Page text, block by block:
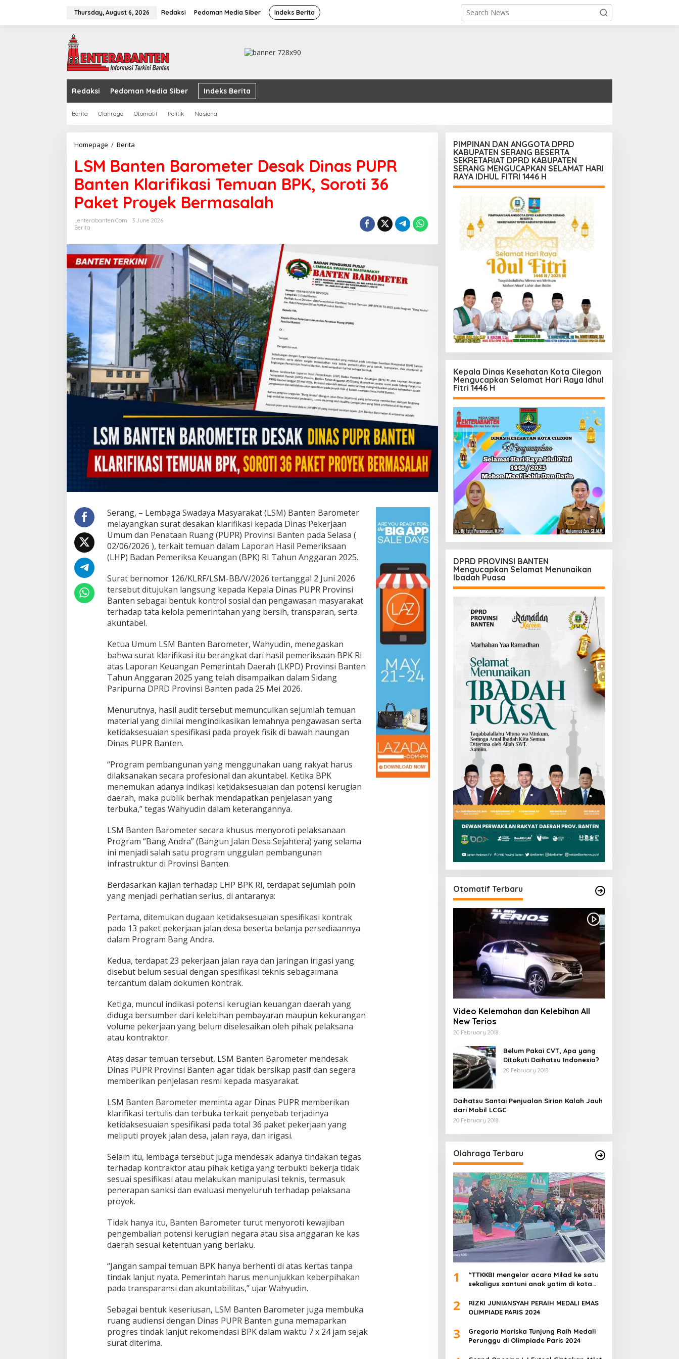
Thursday, August 6, 2026 Redaksi Pedoman Media Siber Indeks Berita
Redaksi Pedoman Media Siber Indeks Berita
Berita Olahraga Otomatif Politik Nasional
Homepage / Berita
Barometer
Desak
Dinas
PUPR
Banten
Klarifikasi
Temuan
36
Paket
Proyek
Bermasalah
LSM Banten Barometer Desak Dinas PUPR
Banten Klarifikasi Temuan BPK, Soroti 36
Paket Proyek Bermasalah
Lenterabanten.com
3 June 2026
Berita
Serang, – Lembaga Swadaya Masyarakat (LSM) Banten Barometer
melayangkan surat desakan klarifikasi kepada Dinas Pekerjaan
Umum dan Penataan Ruang (PUPR) Provinsi Banten pada Selasa (
02/06/2026 ), terkait temuan dalam Laporan Hasil Pemeriksaan
(LHP) Badan Pemeriksa Keuangan (BPK) RI Tahun Anggaran 2025.
Surat bernomor 126/KLRF/LSM-BB/V/2026 tertanggal 2 Juni 2026
tersebut ditujukan langsung kepada Kepala Dinas PUPR Provinsi
Banten sebagai bentuk kontrol sosial dan pengawasan masyarakat
terhadap tata kelola pemerintahan yang bersih, transparan, serta
akuntabel.
Ketua Umum LSM Banten Barometer, Wahyudin, menegaskan
bahwa surat klarifikasi itu berangkat dari hasil pemeriksaan BPK RI
atas Laporan Keuangan Pemerintah Daerah (LKPD) Provinsi Banten
Tahun Anggaran 2025 yang telah disampaikan dalam Sidang
Paripurna DPRD Provinsi Banten pada 25 Mei 2026.
Menurutnya, hasil audit tersebut memunculkan sejumlah temuan
material yang dinilai mengindikasikan lemahnya pengawasan serta
ketidaksesuaian spesifikasi pada proyek fisik di bawah naungan
Dinas PUPR Banten.
“Program pembangunan yang menggunakan uang rakyat harus
dilaksanakan secara profesional dan akuntabel. Ketika BPK
menemukan adanya indikasi ketidaksesuaian dan potensi kerugian
daerah, maka publik berhak mendapatkan penjelasan yang
terbuka,” tegas Wahyudin dalam keterangannya.
LSM Banten Barometer secara khusus menyoroti pelaksanaan
Program “Bang Andra” (Bangun Jalan Desa Sejahtera) yang selama
ini menjadi salah satu program unggulan pembangunan
infrastruktur di Provinsi Banten.
Berdasarkan kajian terhadap LHP BPK RI, terdapat sejumlah poin
yang menjadi perhatian serius, di antaranya:
Pertama, ditemukan dugaan ketidaksesuaian spesifikasi kontrak
pada 13 paket pekerjaan jalan desa beserta belanja persediaannya
dalam Program Bang Andra.
Kedua, terdapat 23 pekerjaan jalan raya dan jaringan irigasi yang
disebut belum sesuai dengan spesifikasi teknis sebagaimana
tercantum dalam dokumen kontrak.
Ketiga, muncul indikasi potensi kerugian keuangan daerah yang
diduga bersumber dari kelebihan pembayaran maupun kekurangan
volume pekerjaan yang belum diselesaikan oleh pihak pelaksana
atau kontraktor.
Atas dasar temuan tersebut, LSM Banten Barometer mendesak
Dinas PUPR Provinsi Banten agar tidak bersikap pasif dan segera
memberikan penjelasan resmi kepada masyarakat.
LSM Banten Barometer meminta agar Dinas PUPR memberikan
klarifikasi tertulis dan terbuka terkait penyebab terjadinya
ketidaksesuaian spesifikasi pada total 36 paket pekerjaan yang
meliputi proyek jalan desa, jalan raya, dan irigasi.
Selain itu, lembaga tersebut juga mendesak adanya tindakan tegas
terhadap kontraktor atau pihak ketiga yang terbukti bekerja tidak
sesuai spesifikasi atau melakukan manipulasi teknis, termasuk
penerapan sanksi dan evaluasi menyeluruh terhadap pelaksana
proyek.
Tidak hanya itu, Banten Barometer turut menyoroti kewajiban
pengembalian potensi kerugian negara atau sisa anggaran ke kas
daerah sesuai ketentuan yang berlaku.
“Jangan sampai temuan BPK hanya berhenti di atas kertas tanpa
tindak lanjut nyata. Pemerintah harus menunjukkan keberpihakan
pada transparansi dan akuntabilitas,” ujar Wahyudin.
Sebagai bentuk keseriusan, LSM Banten Barometer juga membuka
ruang audiensi dengan Dinas PUPR Banten guna memaparkan
progres tindak lanjut rekomendasi BPK dalam waktu 7 x 24 jam sejak
surat diterima.
PIMPINAN DAN ANGGOTA DPRD
KABUPATEN SERANG BESERTA
SEKRETARIAT DPRD KABUPATEN
SERANG MENGUCAPKAN SELAMAT HARI
RAYA IDHUL FITRI 1446 H
Kepala Dinas Kesehatan Kota Cilegon
Mengucapkan Selamat Hari Raya Idhul
Fitri 1446 H
DPRD PROVINSI BANTEN
Mengucapkan Selamat Menunaikan
Ibadah Puasa
Otomatif Terbaru
Video Kelemahan dan Kelebihan All
New Terios
20 February 2018
Belum Pakai CVT, Apa yang
Ditakuti Daihatsu Indonesia?
20 February 2018
Daihatsu Santai Penjualan Sirion Kalah Jauh
dari Mobil LCGC
20 February 2018
Olahraga Terbaru
1
“TTKKBI mengelar acara Milad ke satu
sekaligus santuni anak yatim di kota
2
RIZKI JUNIANSYAH PERAIH MEDALI EMAS
OLIMPIADE PARIS 2024
3
Gregoria Mariska Tunjung Raih Medali
Perunggu di Olimpiade Paris 2024